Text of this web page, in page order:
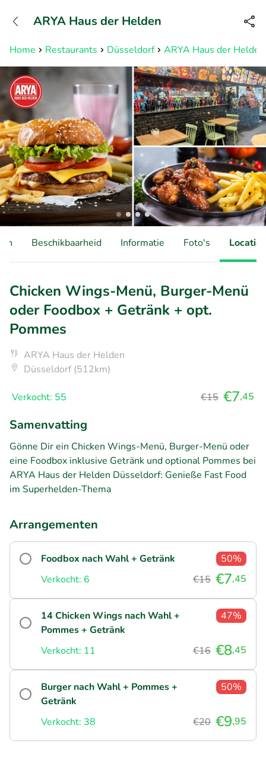
Bereikbaar tot 23:00 uur
Home Restaurants Düsseldorf ARYA Haus der Helden
ARYA Haus der Helden
Beschikbaarheid Informatie Foto's Locatie
Chicken Wings-Menü, Burger-Menü
oder Foodbox + Getränk + opt.
Pommes
ARYA Haus der Helden
Düsseldorf (512km)
Verkocht: 55 €15 €7,45
Samenvatting
Gönne Dir ein Chicken Wings-Menü, Burger-Menü oder
eine Foodbox inklusive Getränk und optional Pommes bei
ARYA Haus der Helden Düsseldorf: Genieße Fast Food
im Superhelden-Thema
Arrangementen
Foodbox nach Wahl + Getränk
50%
Verkocht: 6
€15 €7,45
14 Chicken Wings nach Wahl +
Pommes + Getränk
47%
Verkocht: 11 €16 €8,45
Burger nach Wahl + Pommes +
Getränk
50%
Verkocht: 38 €20 €9,95